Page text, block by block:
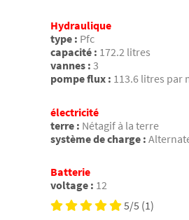
Hydraulique
type : Pfc
capacité : 172.2 litres
vannes : 3
pompe flux : 113.6 litres par
électricité
terre : Nétagif à la terre
système de charge :
Batterie
voltage : 12
5/5 (1)